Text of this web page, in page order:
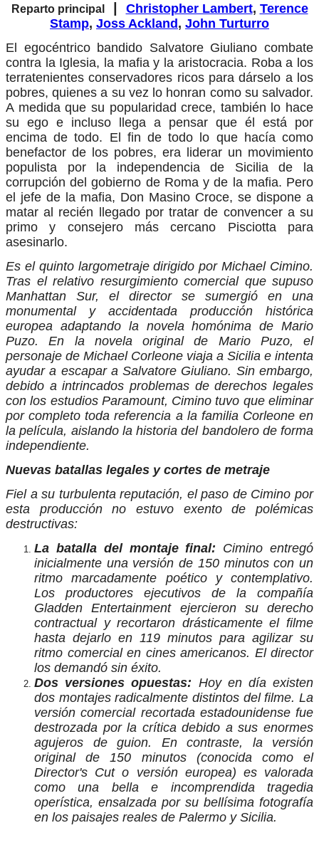
Reparto principal | Christopher Lambert, Terence
Stamp, Joss Ackland , John Turturro
El egocéntrico bandido Salvatore Giuliano combate
contra la Iglesia, la mafia y la aristocracia. Roba a los
terratenientes conservadores ricos para dárselo a los
pobres, quienes a su vez lo honran como su salvador.
A medida que su popularidad crece, también lo hace
su ego e incluso llega a pensar que él está por
encima de todo. El fin de todo lo que hacía como
benefactor de los pobres, era liderar un movimiento
populista por la independencia de Sicilia de la
corrupción del gobierno de Roma y de la mafia. Pero
el jefe de la mafia, Don Masino Croce, se dispone a
matar al recién llegado por tratar de convencer a su
primo y consejero más cercano Pisciotta para
asesinarlo.
Es el quinto largometraje dirigido por Michael Cimino.
Tras el relativo resurgimiento comercial que supuso
Manhattan Sur, el director se sumergió en una
monumental y accidentada producción histórica
europea adaptando la novela homónima de Mario
Puzo. En la novela original de Mario Puzo, el
personaje de Michael Corleone viaja a Sicilia e intenta
ayudar a escapar a Salvatore Giuliano. Sin embargo,
debido a intrincados problemas de derechos legales
con los estudios Paramount, Cimino tuvo que eliminar
por completo toda referencia a la familia Corleone en
la película, aislando la historia del bandolero de forma
independiente.
Nuevas batallas legales y cortes de metraje
Fiel a su turbulenta reputación, el paso de Cimino por
esta producción no estuvo exento de polémicas
destructivas:
La batalla del montaje final: Cimino entregó
inicialmente una versión de 150 minutos con un
ritmo marcadamente poético y contemplativo.
Los productores ejecutivos de la compañía
Gladden Entertainment ejercieron su derecho
contractual y recortaron drásticamente el filme
hasta dejarlo en 119 minutos para agilizar su
ritmo comercial en cines americanos. El director
los demandó sin éxito.
Dos versiones opuestas: Hoy en día existen
dos montajes radicalmente distintos del filme. La
versión comercial recortada estadounidense fue
destrozada por la crítica debido a sus enormes
agujeros de guion. En contraste, la versión
original de 150 minutos (conocida como el
Director's Cut o versión europea) es valorada
como una bella e incomprendida tragedia
operística, ensalzada por su bellísima fotografía
en los paisajes reales de Palermo y Sicilia.